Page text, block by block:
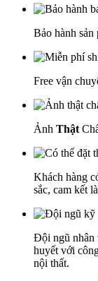
Bảo hành sản
Free vận
Ảnh Thật
Khách hàng
sắc, cam kết
Đội ngũ nhân
huyết với
nội thất.